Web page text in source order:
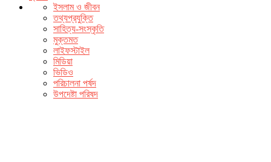
ইসলাম ও জীবন
তথ্যপ্রযুক্তি
সাহিত্য-সংস্কৃতি
মুক্তমত
লাইফস্টাইল
মিডিয়া
ভিডিও
পরিচালনা পর্ষদ
উপদেষ্টা পরিষদ